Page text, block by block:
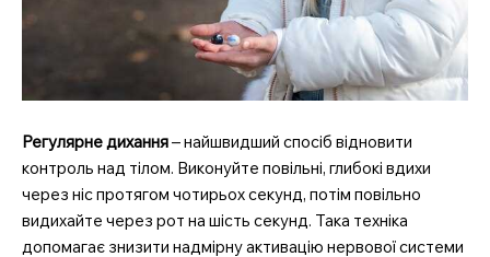
Регулярне дихання– найшвидший спосіб відновити
контроль над тілом. Виконуйте повільні, глибокі вдихи
через ніс протягом чотирьох секунд, потім повільно
видихайте через рот на шість секунд. Така техніка
допомагає знизити надмірну активацію нервової системи